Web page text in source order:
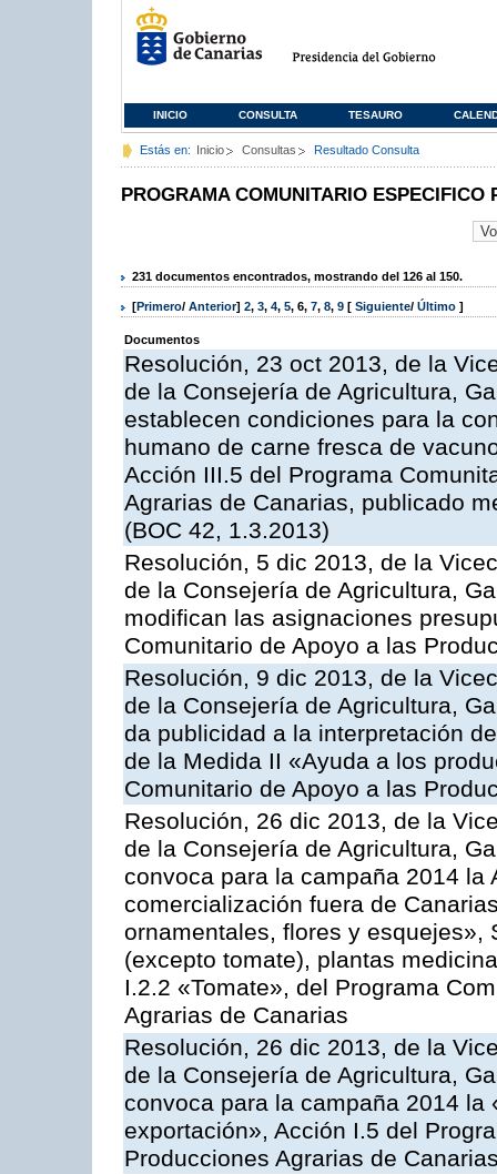
INICIO CONSULTA TESAURO
Estás en: Inicio Consultas Resultado Consulta
PROGRAMA COMUNITARIO ESPECIFICO
231 documentos encontrados, mostrando del 126 al 150.
[Primero/ Anterior] 2, 3, 4, 5, 6, 7, 8, 9 [ Siguiente/ Último ]
Documentos
Resolución, 23 oct 2013, de la
de la Consejería de Agricultura,
establecen condiciones para la
humano de carne fresca de
Acción III.5 del Programa
Agrarias de Canarias, publicado
(BOC 42, 1.3.2013)
Resolución, 5 dic 2013, de la
de la Consejería de Agricultura,
modifican las asignaciones
Comunitario de Apoyo a las
Resolución, 9 dic 2013, de la
de la Consejería de Agricultura,
da publicidad a la interpretación
de la Medida II «Ayuda a los
Comunitario de Apoyo a las
Resolución, 26 dic 2013, de la
de la Consejería de Agricultura,
convoca para la campaña 2014 la
comercialización fuera de
ornamentales, flores y esquejes»,
(excepto tomate), plantas
I.2.2 «Tomate», del Programa
Agrarias de Canarias
Resolución, 26 dic 2013, de la
de la Consejería de Agricultura,
convoca para la campaña 2014
exportación», Acción I.5 del
Producciones Agrarias de